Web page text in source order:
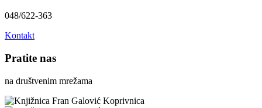
048/622-363
Kontakt
Pratite nas
na društvenim mrežama